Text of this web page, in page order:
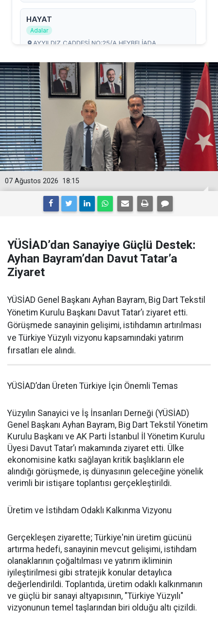
18:15
07 Ağustos 2026
YÜSİAD’dan Sanayiye Güçlü Destek:
Ayhan Bayram’dan Davut Tatar’a
Ziyaret
YÜSİAD Genel Başkanı Ayhan Bayram, Big Dart Tekstil
Yönetim Kurulu Başkanı Davut Tatar’ı ziyaret etti.
Görüşmede sanayinin gelişimi, istihdamın artırılması
ve Türkiye Yüzyılı vizyonu kapsamındaki yatırım
fırsatları ele alındı.
YÜSİAD’dan Üreten Türkiye İçin Önemli Temas
Yüzyılın Sanayici ve İş İnsanları Derneği (YÜSİAD)
Genel Başkanı Ayhan Bayram, Big Dart Tekstil Yönetim
Kurulu Başkanı ve AK Parti İstanbul İl Yönetim Kurulu
Üyesi Davut Tatar’ı makamında ziyaret etti. Ülke
ekonomisine katkı sağlayan kritik başlıkların ele
alındığı görüşmede, iş dünyasının geleceğine yönelik
verimli bir istişare toplantısı gerçekleştirildi.
Üretim ve İstihdam Odaklı Kalkınma Vizyonu
Gerçekleşen ziyarette; Türkiye'nin üretim gücünü
artırma hedefi, sanayinin mevcut gelişimi, istihdam
olanaklarının çoğaltılması ve yatırım ikliminin
iyileştirilmesi gibi stratejik konular detaylıca
değerlendirildi. Toplantıda, üretim odaklı kalkınmanın
ve güçlü bir sanayi altyapısının, "Türkiye Yüzyılı"
vizyonunun temel taşlarından biri olduğu altı çizildi.